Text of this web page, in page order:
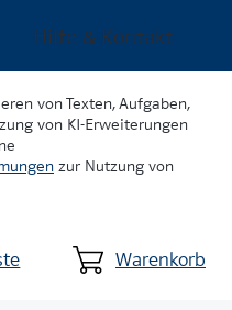
Hilfe & Kontakt
von Texten, Aufgaben,
von KI-Erweiterungen
zur Nutzung von
Warenkorb